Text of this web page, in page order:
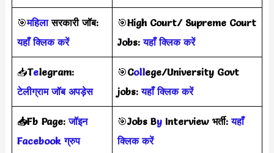
🎯महिलासरकारी जॉब:
यहाँ क्लिक करें
🎯High Court/ Supreme Court
Jobs:यहाँ क्लिक करें
📥Telegram:
टेलीग्राम जॉब अपड़ेस
🎯College/University Govt
jobs:यहाँ क्लिक करें
📥Fb Page:जॉइन
Facebook ग्रुप
🎯Jobs ByInterview भर्ती:यहाँ
क्लिक करें